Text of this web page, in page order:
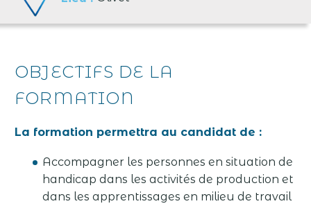
OBJECTIFS DE LA
FORMATION
La formation permettra au candidat de :
Accompagner les personnes en situation de
handicap dans les activités de production et
dans les apprentissages en milieu de travail